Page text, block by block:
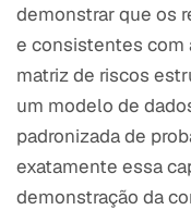
demonstrar que os
e consistentes com
matriz de riscos
um modelo de
padronizada de
exatamente essa
demonstração da